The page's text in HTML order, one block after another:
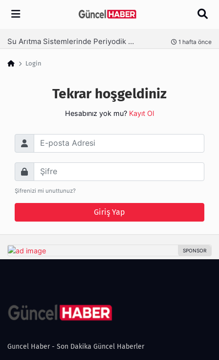
Arama
Su Arıtma Sistemlerinde Periyodik Bakım Neden Kritik? 1 hafta önce
Login
Tekrar hoşgeldiniz
Hesabınız yok mu? Kayıt Ol
E-posta Adresi
Şifre
Şifrenizi mi unuttunuz?
Giriş Yap
Guncel Haber - Son Dakika Güncel Haberler